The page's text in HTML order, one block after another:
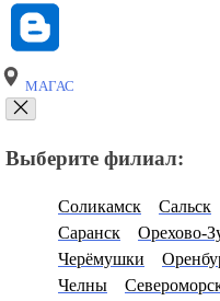
МАГАС
Выберите филиал:
Соликамск Сальск
Саранск
Орехово-
Черёмушки
Челны